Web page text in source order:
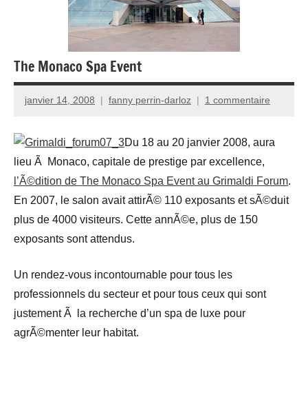
The Monaco Spa Event
janvier 14, 2008 fanny perrin-darloz 1 commentaire
Du 18 au 20 janvier 2008, aura
lieu Ã Monaco, capitale de prestige par excellence,
l’Ã©dition de The Monaco Spa Event au Grimaldi Forum.
En 2007, le salon avait attirÃ© 110 exposants et sÃ©duit
plus de 4000 visiteurs. Cette annÃ©e, plus de 150
exposants sont attendus.
Un rendez-vous incontournable pour tous les
professionnels du secteur et pour tous ceux qui sont
justement Ã la recherche d’un spa de luxe pour
agrÃ©menter leur habitat.